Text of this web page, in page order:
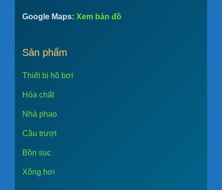
Google Maps: Xem bản đồ
Sản phẩm
Thiết bị hồ bơi
Hóa chất
Nhà phao
Cầu trượt
Bồn sục
Xông hơi